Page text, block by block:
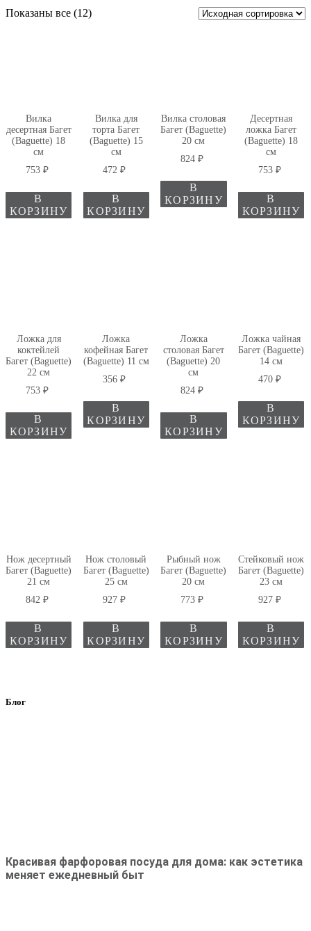
Показаны все (12)
Вилка
десертная Багет
(Baguette) 18
см
753 ₽
В
КОРЗИНУ
Вилка для
торта Багет
(Baguette) 15
см
472₽
В
КОРЗИНУ
Вилка столовая
Багет (Baguette)
20 см
824 ₽
В
КОРЗИНУ
Десертная
ложка Багет
(Baguette) 18
см
753 ₽
В
КОРЗИНУ
Ложка для
коктейлей
Багет (Baguette)
22 см
753 ₽
В
КОРЗИНУ
Ложка
кофейная Багет
(Baguette) 11 см
356₽
В
КОРЗИНУ
Ложка
столовая Багет
(Baguette) 20
см
824 ₽
В
КОРЗИНУ
Ложка чайная
Багет (Baguette)
14 см
470 ₽
В
КОРЗИНУ
Нож десертный
Багет (Baguette)
21 см
842 ₽
В
КОРЗИНУ
Нож столовый
Багет (Baguette)
25 см
927₽
В
КОРЗИНУ
Рыбный нож
Багет (Baguette)
20 см
773 ₽
В
КОРЗИНУ
Стейковый нож
Багет (Baguette)
23 см
927 ₽
В
КОРЗИНУ
Блог
Красивая фарфоровая посуда для дома: как эстетика
меняет ежедневный быт